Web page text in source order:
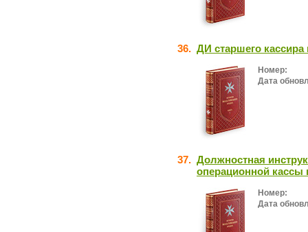
36. ДИ старшего
Номер:
Дата
37. Должностная
операционной кассы
Номер:
Дата